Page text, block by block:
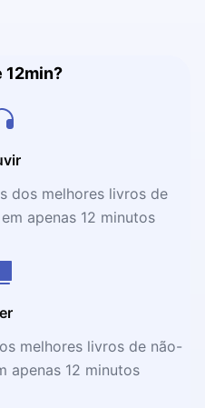
12min?
dos melhores livros de
apenas 12 minutos
melhores livros de não-
apenas 12 minutos